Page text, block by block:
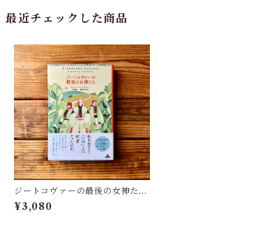
最近チェックした商品
ジートコヴァーの最後の女神たち
｜カテジナ・トゥチコヴァー, 阿
部 賢一(訳), 豊島 美波(訳)
¥3,080